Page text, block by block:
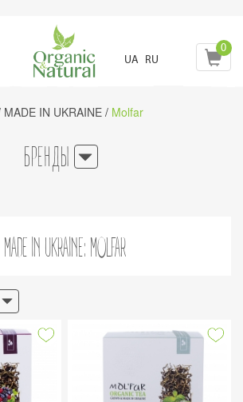
UA RU
0
MADE IN UKRAINE / Molfar
БРЕНДЫ
MADE IN UKRAINE: MOLFAR